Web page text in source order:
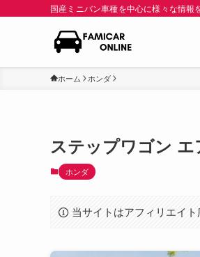
国産ミニバン車種を中心に様々な情報
ホーム ホンダ
ステップワゴン
ホンダ
当サイトはアフィリエイト